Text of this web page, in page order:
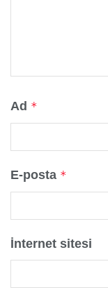
Ad *
E-posta *
İnternet sitesi